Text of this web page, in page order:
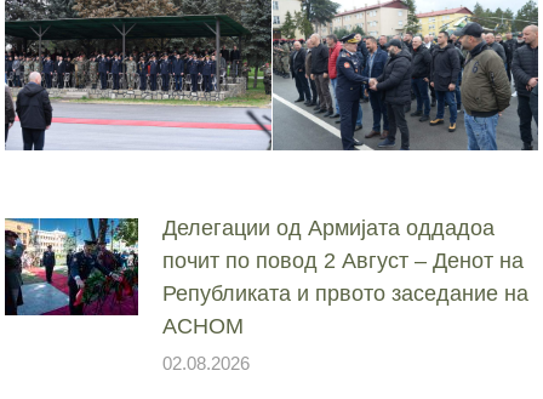
Делегации од Армијата оддадоа
почит по повод 2 Август – Денот на
Републиката и првото заседание на
АСНОМ
02.08.2026